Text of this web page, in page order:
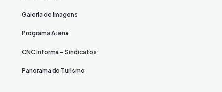
Galeria de imagens
Programa Atena
CNC Informa – Sindicatos
Panorama do Turismo